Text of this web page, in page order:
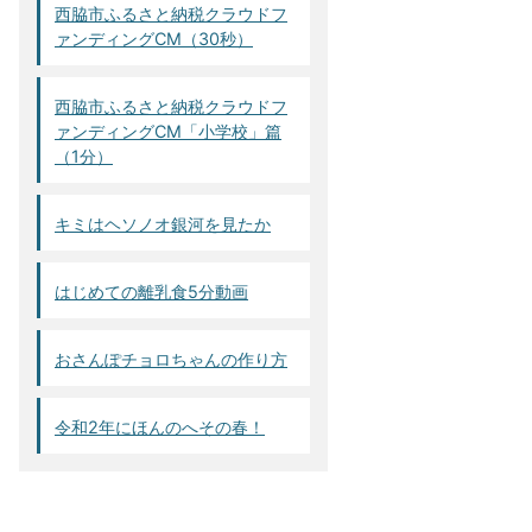
西脇市ふるさと納税クラウドフ
ァンディングCM（30秒）
西脇市ふるさと納税クラウドフ
ァンディングCM「小学校」篇
（1分）
キミはヘソノオ銀河を見たか
はじめての離乳食5分動画
おさんぽチョロちゃんの作り方
令和2年にほんのへその春！